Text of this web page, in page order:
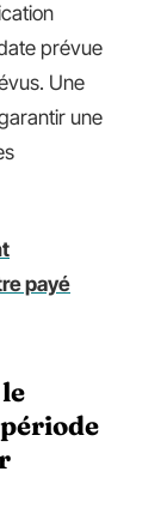
prévue
Une
une
payé